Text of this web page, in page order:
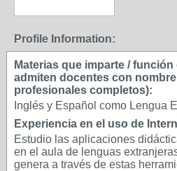
Profile Information:
Materias que imparte /
admiten docentes con
profesionales completos):
Inglés y Español como Lengua
Experiencia en el uso de
Estudio las aplicaciones
en el aula de lenguas
genera a través de estas